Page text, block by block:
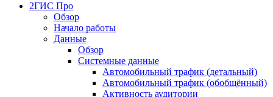
2ГИС Про
Обзор
Начало работы
Данные
Обзор
Системные данные
Автомобильный трафик (детальный)
Автомобильный трафик (обобщённый)
Активность аудитории